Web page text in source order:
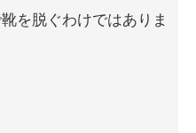
を脱ぐわけではありま